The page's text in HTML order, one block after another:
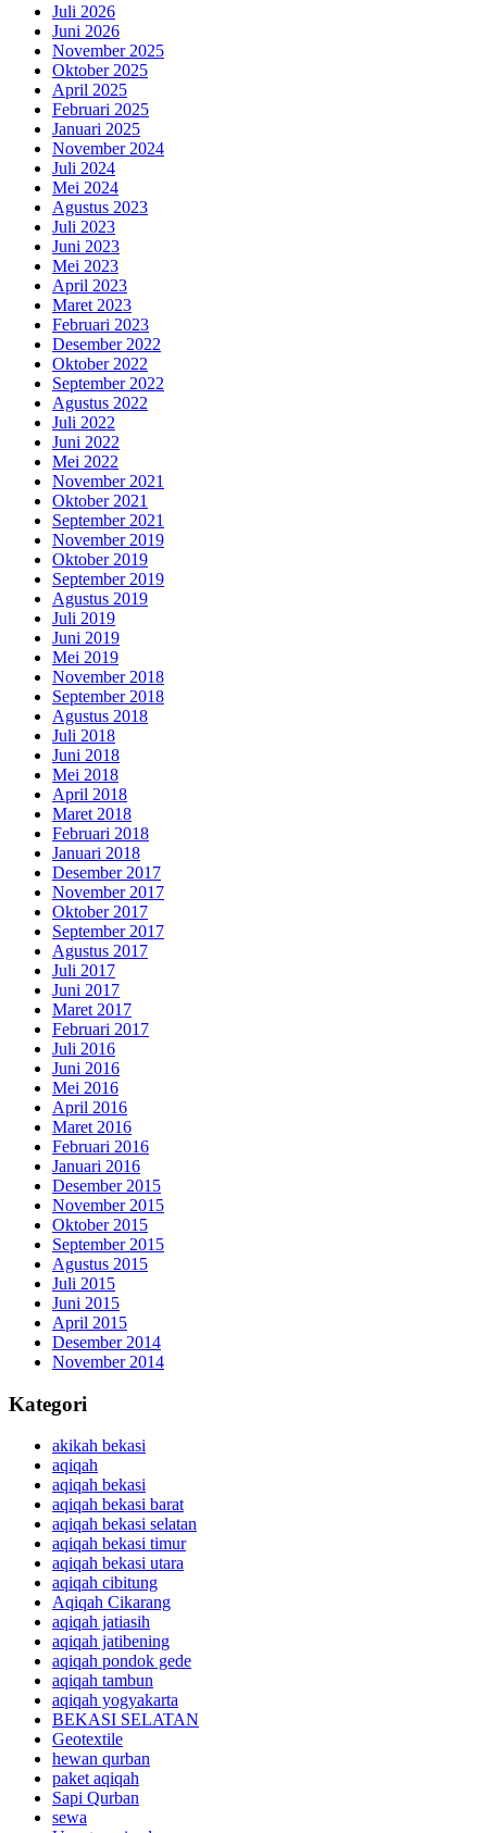
Juli 2026
Juni 2026
November 2025
Oktober 2025
April 2025
Februari 2025
Januari 2025
November 2024
Juli 2024
Mei 2024
Agustus 2023
Juli 2023
Juni 2023
Mei 2023
April 2023
Maret 2023
Februari 2023
Desember 2022
Oktober 2022
September 2022
Agustus 2022
Juli 2022
Juni 2022
Mei 2022
November 2021
Oktober 2021
September 2021
November 2019
Oktober 2019
September 2019
Agustus 2019
Juli 2019
Juni 2019
Mei 2019
November 2018
September 2018
Agustus 2018
Juli 2018
Juni 2018
Mei 2018
April 2018
Maret 2018
Februari 2018
Januari 2018
Desember 2017
November 2017
Oktober 2017
September 2017
Agustus 2017
Juli 2017
Juni 2017
Maret 2017
Februari 2017
Juli 2016
Juni 2016
Mei 2016
April 2016
Maret 2016
Februari 2016
Januari 2016
Desember 2015
November 2015
Oktober 2015
September 2015
Agustus 2015
Juli 2015
Juni 2015
April 2015
Desember 2014
November 2014
Kategori
akikah bekasi
aqiqah
aqiqah bekasi
aqiqah bekasi barat
aqiqah bekasi selatan
aqiqah bekasi timur
aqiqah bekasi utara
aqiqah cibitung
Aqiqah Cikarang
aqiqah jatiasih
aqiqah jatibening
aqiqah pondok gede
aqiqah tambun
aqiqah yogyakarta
BEKASI SELATAN
Geotextile
hewan qurban
paket aqiqah
Sapi Qurban
sewa